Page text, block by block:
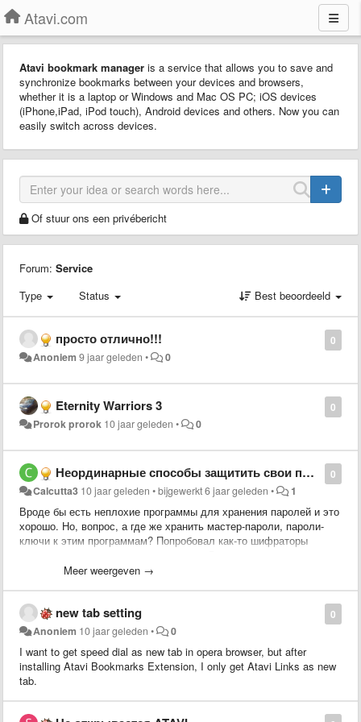
Atavi.com
Atavi bookmark manager is a service that allows you to save and
synchronize bookmarks between your devices and browsers,
whether it is a laptop or Windows and Mac OS PC; iOS devices
(iPhone,iPad, iPod touch), Android devices and others. Now you can
easily switch across devices.
Of stuur ons een privébericht
Forum: Service
Type
Status Best beoordeeld
0
просто отлично!!!
Anoniem 9 jaar geleden • 0
0
Eternity Warriors 3
Prorok prorok 10 jaar geleden • 0
0
Неординарные способы защитить свои пароли.
Calcutta3 10 jaar geleden •bijgewerkt6 jaar geleden • 1
Вроде бы есть неплохие программы для хранения паролей и это
хорошо. Но, вопрос, а где же хранить мастер-пароли, пароли-
ключи к этим программам? Попробовал как-то шифраторы
же самое...Интересно, есть ли подходящий выход из
Meer weergeven →
0
new tab setting
Anoniem 10 jaar geleden • 0
I want to get speed dial as new tab in opera browser, but after
installing Atavi Bookmarks Extension, I only get Atavi Links as new
tab.